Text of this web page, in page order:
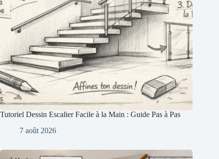
Tutoriel Dessin Escalier Facile à la Main : Guide Pas à Pas
7 août 2026